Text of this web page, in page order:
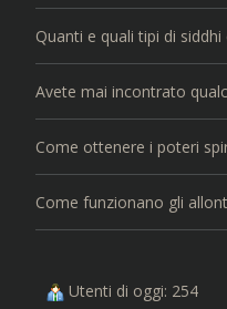
Quanti e quali tipi di
Avete mai incontrato
Come ottenere i poteri
Come funzionano gli
Utenti di oggi: 254